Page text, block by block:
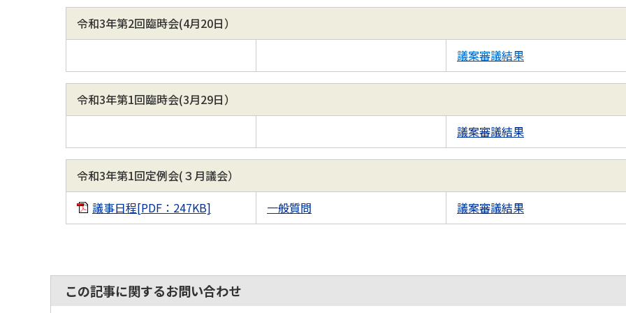
令和3年第2回臨時会(4月20日）
議案審議結果
令和3年第1回臨時会(3月29日）
議案審議結果
令和3年第1回定例会(３月議会）
議事日程[PDF：247KB]
一般質問 議案審議結果
この記事に関するお問い合わせ